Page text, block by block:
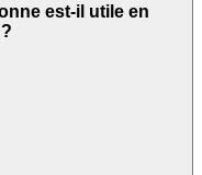
est-il utile en